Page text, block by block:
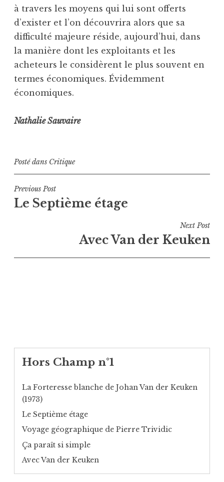
à travers les moyens qui lui sont offerts
d’exister et l’on découvrira alors que sa
difficulté majeure réside, aujourd’hui, dans
la manière dont les exploitants et les
acheteurs le considèrent le plus souvent en
termes économiques. Évidemment
économiques.
Nathalie Sauvaire
Posté dans Critique
Navigation
de
Previous Post
Le Septième étage
Next Post
Avec Van der Keuken
Hors Champ n°1
La Forteresse blanche de Johan Van der Keuken
(1973)
Le Septième étage
Voyage géographique de Pierre Trividic
Ça paraît si simple
Avec Van der Keuken